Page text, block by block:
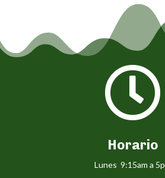

Horario
Lunes 9:15am a